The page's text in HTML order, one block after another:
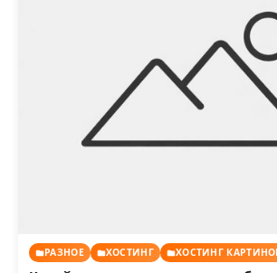
РАЗНОЕ ХОСТИНГ ХОСТИНГ